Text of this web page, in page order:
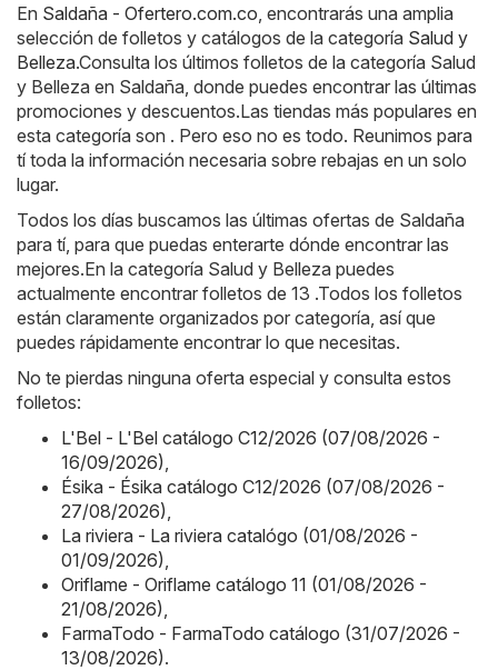
En Saldaña - Ofertero.com.co , encontrarás una amplia
selección de folletos y catálogos de la categoría Salud y
Belleza.Consulta los últimos folletos de la categoría Salud
y Belleza en Saldaña, donde puedes encontrar las últimas
promociones y descuentos.Las tiendas más populares en
esta categoría son . Pero eso no es todo. Reunimos para
tí toda la información necesaria sobre rebajas en un solo
lugar.
Todos los días buscamos las últimas ofertas de Saldaña
para tí, para que puedas enterarte dónde encontrar las
mejores.En la categoría Salud y Belleza puedes
actualmente encontrar folletos de 13 .Todos los folletos
están claramente organizados por categoría, así que
puedes rápidamente encontrar lo que necesitas.
No te pierdas ninguna oferta especial y consulta estos
folletos:
L'Bel - L'Bel catálogo C12/2026 (07/08/2026 -
16/09/2026)
Ésika - Ésika catálogo C12/2026 (07/08/2026 -
27/08/2026)
La riviera - La riviera catalógo (01/08/2026 -
01/09/2026)
Oriflame - Oriflame catálogo 11 (01/08/2026 -
21/08/2026)
FarmaTodo - FarmaTodo catálogo (31/07/2026 -
13/08/2026).